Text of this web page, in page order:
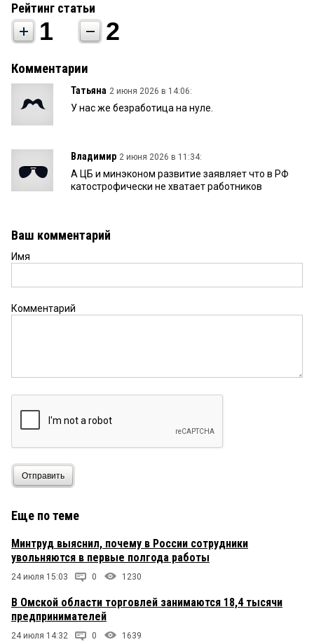
Рейтинг статьи
1 2
Комментарии
Татьяна 2 июня 2026 в 14:06:
У нас же безработица на нуле.
Владимир 2 июня 2026 в 11:34:
А ЦБ и минэконом развитие заявляет что в РФ
катострофически не хватает работников
Ваш комментарий
Имя
Комментарий
Отправить
Еще по теме
Минтруд выяснил, почему в России сотрудники
увольняются в первые полгода работы
24 июля 15:03 0 1230
В Омской области торговлей занимаются 18,4 тысячи
предпринимателей
24 июля 14:32 0 1639